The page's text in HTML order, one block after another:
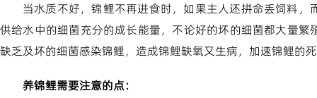
当水质不好，锦鲤不再进食时，如果主人还拼命丢饲料
供给水中的细菌充分的成长能量，不论好的坏的细菌都大量
缺乏及坏的细菌感染锦鲤，造成锦鲤缺氧又生病，加速锦鲤的
养锦鲤需要注意的点：